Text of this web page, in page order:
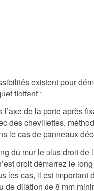
existent pour
flottant :
l’axe de la porte après
des chevillettes,
le cas de panneaux
du mur le plus droit de
droit démarrez le long
les cas, il est important
de dilation de 8 mm